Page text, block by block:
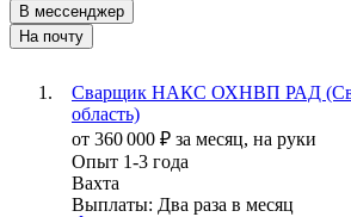
В мессенджер
На почту
Сварщик НАКС ОХНВП РАД
область)
от 360 000 ₽ за месяц, на руки
Опыт 1-3 года
Вахта
Выплаты: Два раза в месяц